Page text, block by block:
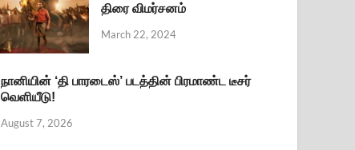
திரை விமர்சனம்
March 22, 2024
நானியின் ‘தி பாரடைஸ்’ படத்தின் பிரமாண்ட டீசர்
வெளியீடு!
August 7, 2026